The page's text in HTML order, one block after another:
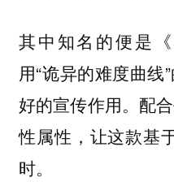
其中知名的便是
用“诡异的难度曲线
好的宣传作用。配
性属性，让这款基
时。